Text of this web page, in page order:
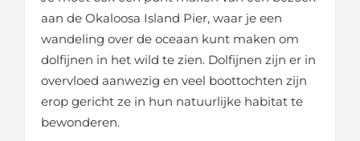
aan de Okaloosa Island Pier, waar je een
wandeling over de oceaan kunt maken om
dolfijnen in het wild te zien. Dolfijnen zijn er in
overvloed aanwezig en veel boottochten zijn
erop gericht ze in hun natuurlijke habitat te
bewonderen.